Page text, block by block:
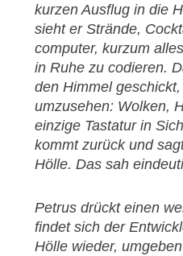
kurzen Ausflug in die
sieht er Strände,
computer, kurzum
in Ruhe zu codieren.
den Himmel
umzusehen: Wolken,
einzige Tastatur in
kommt zurück und
Hölle. Das sah
Petrus drückt einen
findet sich der
Hölle wieder,